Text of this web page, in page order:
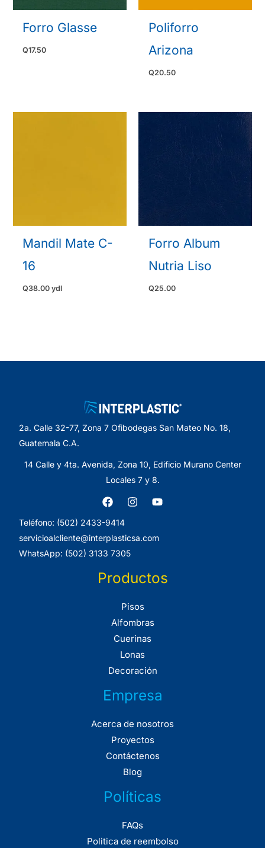
Forro Glasse
Q17.50
Poliforro
Arizona
Q20.50
Mandil Mate C-
16
Q38.00 ydl
Forro Album
Nutria Liso
Q25.00
2a. Calle 32-77, Zona 7 Ofibodegas San Mateo No. 18,
Guatemala C.A.
14 Calle y 4ta. Avenida, Zona 10, Edificio Murano Center
Locales 7 y 8.
Teléfono: (502) 2433-9414
servicioalcliente@interplasticsa.com
WhatsApp: (502) 3133 7305
Productos
Pisos
Alfombras
Cuerinas
Lonas
Decoración
Empresa
Acerca de nosotros
Proyectos
Contáctenos
Blog
Políticas
FAQs
Politica de reembolso